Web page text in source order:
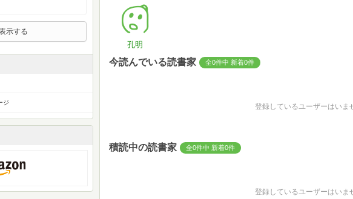
示する
ジ
孔明
今読んでいる読書家 全0件中 新着0件
登録しているユーザーはいま
積読中の読書家 全0件中 新着0件
登録しているユーザーはいま